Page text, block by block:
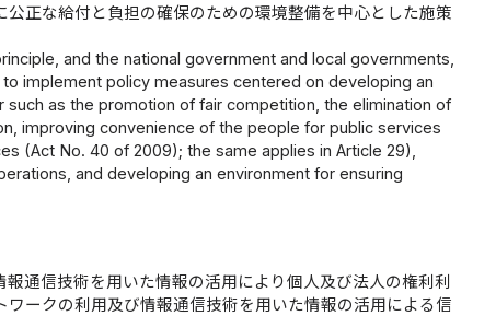
正な給付と負担の確保のための環境整備を中心とした施策
and the national government and local governments,
implement policy measures centered on developing an
as the promotion of fair competition, the elimination of
improving convenience of the people for public services
(Act No. 40 of 2009); the same applies in Article 29),
and developing an environment for ensuring
通信技術を用いた情報の活用により個人及び法人の権利利
ークの利用及び情報通信技術を用いた情報の活用による信